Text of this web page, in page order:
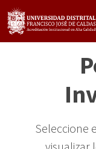
Pasar
al
contenido
Seleccione